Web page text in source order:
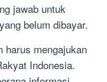
jawab untuk
belum dibayar.
harus mengajukan
Indonesia.